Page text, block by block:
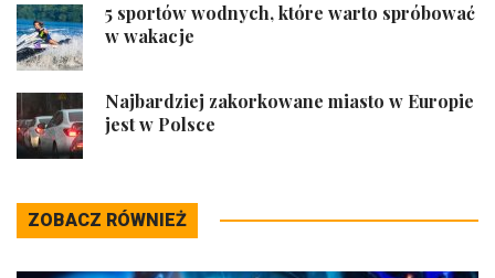
5 sportów wodnych, które warto spróbować
w wakacje
Najbardziej zakorkowane miasto w Europie
jest w Polsce
ZOBACZ RÓWNIEŻ